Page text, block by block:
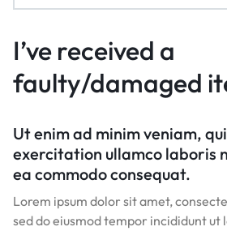
I’ve received a
faulty/damaged
Ut enim ad minim veniam,
exercitation ullamco laboris
ea commodo consequat.
Lorem ipsum dolor sit amet,
sed do eiusmod tempor incididunt ut